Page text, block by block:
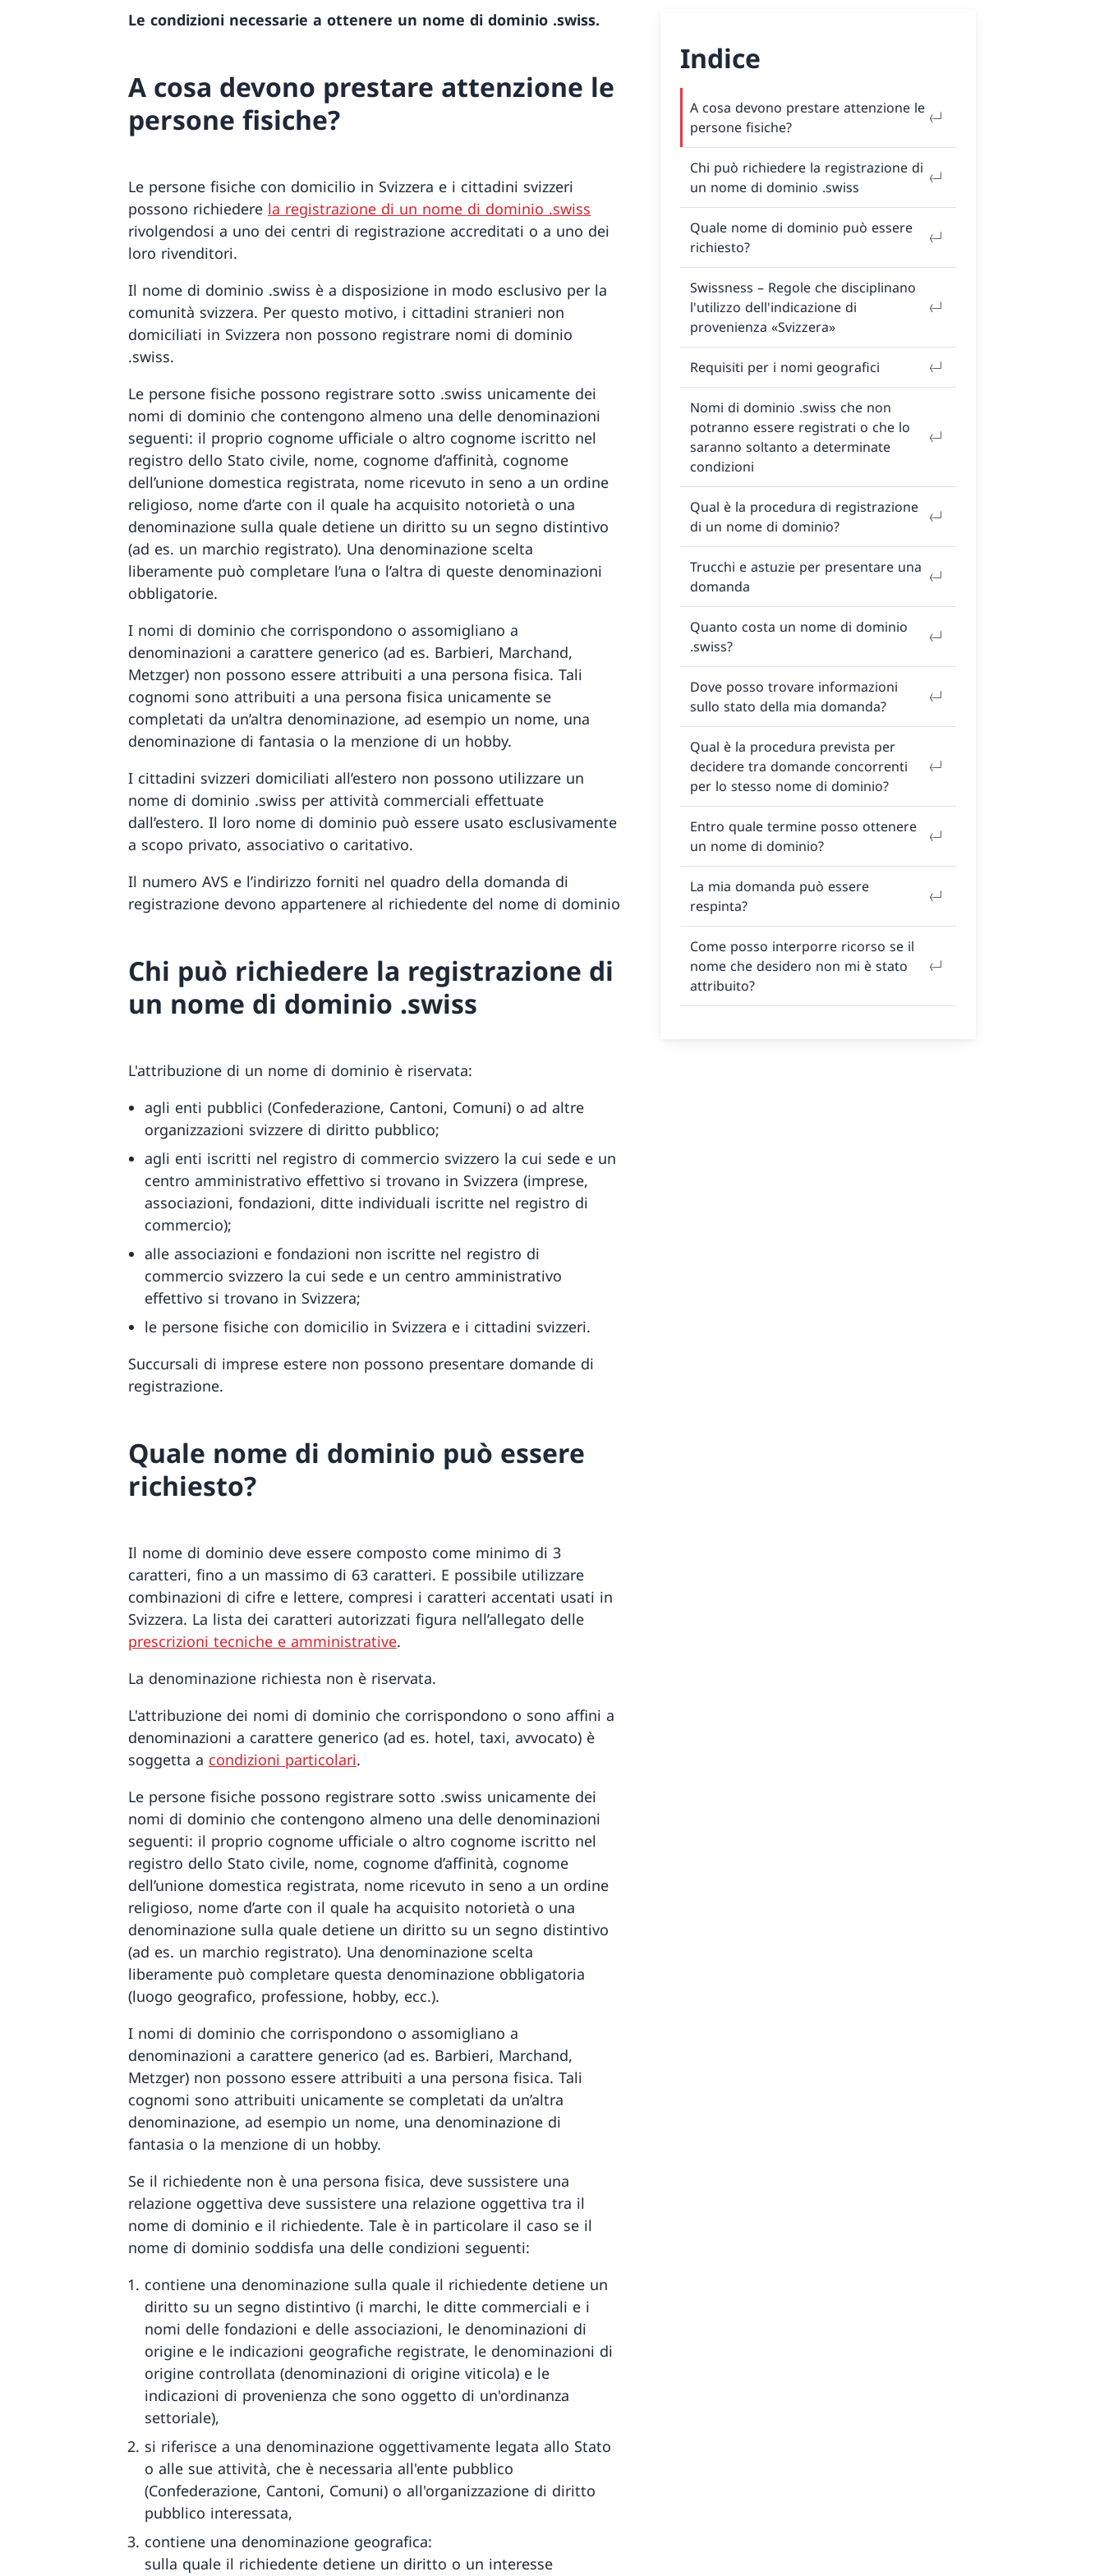
Le condizioni necessarie a ottenere un nome di dominio .swiss.
A cosa devono prestare attenzione le
persone fisiche?
Le persone fisiche con domicilio in Svizzera e i cittadini svizzeri
possono richiedere la registrazione di un nome di dominio .swiss
rivolgendosi a uno dei centri di registrazione accreditati o a uno dei
loro rivenditori.
Il nome di dominio .swiss è a disposizione in modo esclusivo per la
comunità svizzera. Per questo motivo, i cittadini stranieri non
domiciliati in Svizzera non possono registrare nomi di dominio
.swiss.
Le persone fisiche possono registrare sotto .swiss unicamente dei
nomi di dominio che contengono almeno una delle denominazioni
seguenti: il proprio cognome ufficiale o altro cognome iscritto nel
registro dello Stato civile, nome, cognome d’affinità, cognome
dell’unione domestica registrata, nome ricevuto in seno a un ordine
religioso, nome d’arte con il quale ha acquisito notorietà o una
denominazione sulla quale detiene un diritto su un segno distintivo
(ad es. un marchio registrato). Una denominazione scelta
liberamente può completare l’una o l’altra di queste denominazioni
obbligatorie.
I nomi di dominio che corrispondono o assomigliano a
denominazioni a carattere generico (ad es. Barbieri, Marchand,
Metzger) non possono essere attribuiti a una persona fisica. Tali
cognomi sono attribuiti a una persona fisica unicamente se
completati da un’altra denominazione, ad esempio un nome, una
denominazione di fantasia o la menzione di un hobby.
I cittadini svizzeri domiciliati all’estero non possono utilizzare un
nome di dominio .swiss per attività commerciali effettuate
dall’estero. Il loro nome di dominio può essere usato esclusivamente
a scopo privato, associativo o caritativo.
Il numero AVS e l’indirizzo forniti nel quadro della domanda di
registrazione devono appartenere al richiedente del nome di dominio
Chi può richiedere la registrazione di
un nome di dominio .swiss
L'attribuzione di un nome di dominio è riservata:
agli enti pubblici (Confederazione, Cantoni, Comuni) o ad altre
organizzazioni svizzere di diritto pubblico;
agli enti iscritti nel registro di commercio svizzero la cui sede e un
centro amministrativo effettivo si trovano in Svizzera (imprese,
associazioni, fondazioni, ditte individuali iscritte nel registro di
commercio);
alle associazioni e fondazioni non iscritte nel registro di
commercio svizzero la cui sede e un centro amministrativo
effettivo si trovano in Svizzera;
le persone fisiche con domicilio in Svizzera e i cittadini svizzeri.
Succursali di imprese estere non possono presentare domande di
registrazione.
Quale nome di dominio può essere
richiesto?
Il nome di dominio deve essere composto come minimo di 3
caratteri, fino a un massimo di 63 caratteri. E possibile utilizzare
combinazioni di cifre e lettere, compresi i caratteri accentati usati in
Svizzera. La lista dei caratteri autorizzati figura nell’allegato delle
prescrizioni tecniche e amministrative.
La denominazione richiesta non è riservata.
L'attribuzione dei nomi di dominio che corrispondono o sono affini a
denominazioni a carattere generico (ad es. hotel, taxi, avvocato) è
soggetta a condizioni particolari.
Le persone fisiche possono registrare sotto .swiss unicamente dei
nomi di dominio che contengono almeno una delle denominazioni
seguenti: il proprio cognome ufficiale o altro cognome iscritto nel
registro dello Stato civile, nome, cognome d’affinità, cognome
dell’unione domestica registrata, nome ricevuto in seno a un ordine
religioso, nome d’arte con il quale ha acquisito notorietà o una
denominazione sulla quale detiene un diritto su un segno distintivo
(ad es. un marchio registrato). Una denominazione scelta
liberamente può completare questa denominazione obbligatoria
(luogo geografico, professione, hobby, ecc.).
I nomi di dominio che corrispondono o assomigliano a
denominazioni a carattere generico (ad es. Barbieri, Marchand,
Metzger) non possono essere attribuiti a una persona fisica. Tali
cognomi sono attribuiti unicamente se completati da un’altra
denominazione, ad esempio un nome, una denominazione di
fantasia o la menzione di un hobby.
Se il richiedente non è una persona fisica, deve sussistere una
relazione oggettiva deve sussistere una relazione oggettiva tra il
nome di dominio e il richiedente. Tale è in particolare il caso se il
nome di dominio soddisfa una delle condizioni seguenti:
contiene una denominazione sulla quale il richiedente detiene un
diritto su un segno distintivo (i marchi, le ditte commerciali e i
nomi delle fondazioni e delle associazioni, le denominazioni di
origine e le indicazioni geografiche registrate, le denominazioni di
origine controllata (denominazioni di origine viticola) e le
indicazioni di provenienza che sono oggetto di un'ordinanza
settoriale),
si riferisce a una denominazione oggettivamente legata allo Stato
o alle sue attività, che è necessaria all'ente pubblico
(Confederazione, Cantoni, Comuni) o all'organizzazione di diritto
pubblico interessata,
contiene una denominazione geografica:
sulla quale il richiedente detiene un diritto o un interesse
Indice
A cosa devono prestare attenzione le
persone fisiche?
Chi può richiedere la registrazione di
un nome di dominio .swiss
Quale nome di dominio può essere
richiesto?
Swissness – Regole che disciplinano
l'utilizzo dell'indicazione di
provenienza «Svizzera»
Requisiti per i nomi geografici
Nomi di dominio .swiss che non
potranno essere registrati o che lo
saranno soltanto a determinate
condizioni
Qual è la procedura di registrazione
di un nome di dominio?
Trucchi e astuzie per presentare una
domanda
Quanto costa un nome di dominio
.swiss?
Dove posso trovare informazioni
sullo stato della mia domanda?
Qual è la procedura prevista per
decidere tra domande concorrenti
per lo stesso nome di dominio?
Entro quale termine posso ottenere
un nome di dominio?
La mia domanda può essere
respinta?
Come posso interporre ricorso se il
nome che desidero non mi è stato
attribuito?